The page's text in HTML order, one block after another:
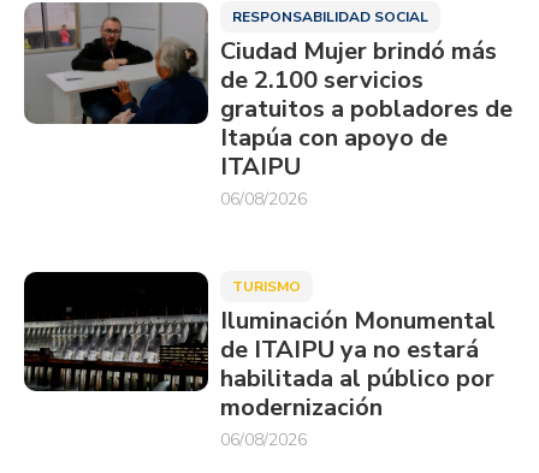
RESPONSABILIDAD SOCIAL
Ciudad Mujer brindó más
de 2.100 servicios
gratuitos a pobladores de
Itapúa con apoyo de
ITAIPU
06/08/2026
TURISMO
Iluminación Monumental
de ITAIPU ya no estará
habilitada al público por
modernización
06/08/2026